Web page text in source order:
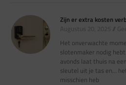
Zijn er extra kosten
Augustus 20, 2025
Het onverwachte
slotenmaker nodig
avonds laat thuis na
sleutel uit je tas en…
misschien heb